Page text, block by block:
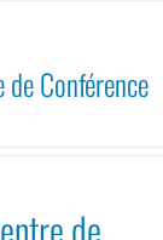
Conférence